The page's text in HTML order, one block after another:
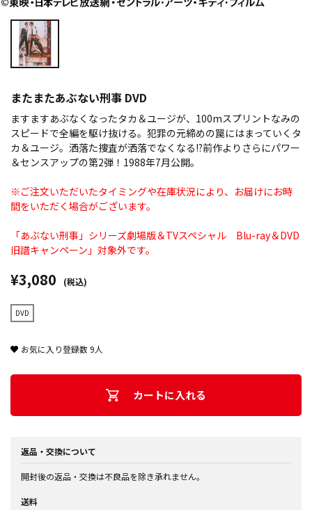
またまたあぶない刑事 DVD
ますますあぶなくなったタカ＆ユージが、100mスプリントなみの
スピードで全編を駆け抜ける。犯罪の元締めの罠にはまっていくタ
カ＆ユージ。洒落た捜査が洒落でなくなる!?前作よりさらにパワー
＆センスアップの第2弾！1988年7月公開。
※ご注文いただいたタイミングや在庫状況により、お届けにお時
間をいただく場合がございます。
「あぶない刑事」シリーズ劇場版＆TVスペシャル Blu-ray＆DVD
旧譜キャンペーン」対象外です。
¥3,080 (税込)
DVD
お気に入り登録数9人
カートに入れる
返品・交換について
開封後の返品・交換は不良品を除き承れません。
送料